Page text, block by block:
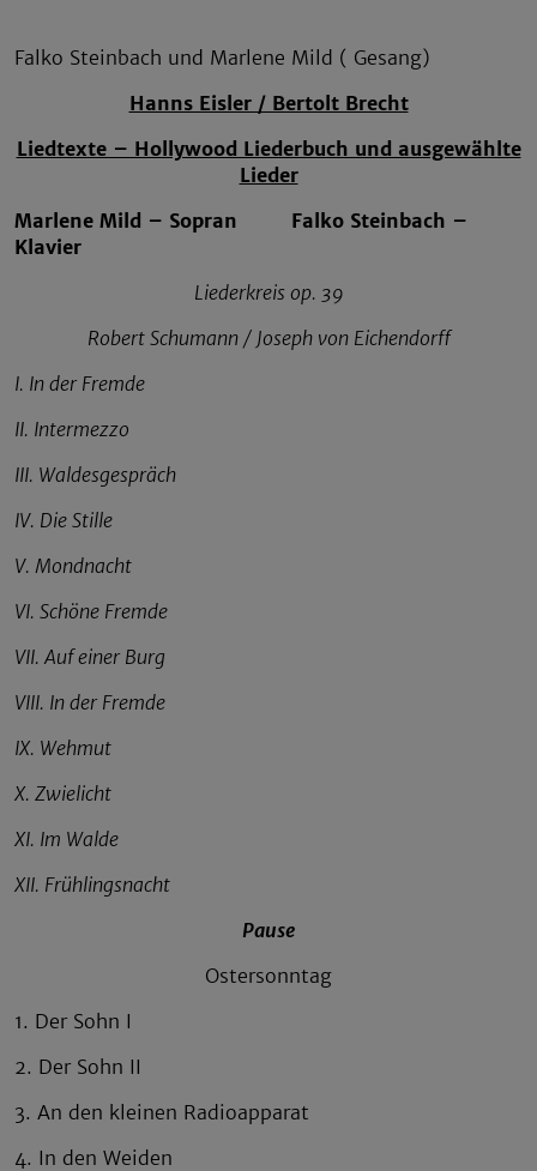
Falko Steinbach und Marlene Mild ( Gesang)
Hanns Eisler / Bertolt Brecht
Liedtexte – Hollywood Liederbuch und ausgewählte
Lieder
Marlene Mild – Sopran
Falko Steinbach –
Klavier
Liederkreis op. 39
Robert Schumann / Joseph von Eichendorff
I. In der Fremde
II. Intermezzo
III. Waldesgespräch
IV. Die Stille
V. Mondnacht
VI. Schöne Fremde
VII. Auf einer Burg
VIII. In der Fremde
IX. Wehmut
X. Zwielicht
XI. Im Walde
XII. Frühlingsnacht
Pause
Ostersonntag
1. Der Sohn I
2. Der Sohn II
3. An den kleinen Radioapparat
4. In den Weiden